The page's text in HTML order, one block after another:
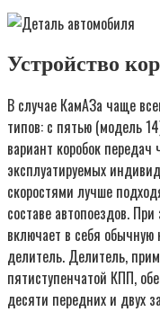
Устройство
В случае КамАЗа чаще
типов: с пятью (модель
вариант коробок
эксплуатируемых
скоростями лучше
составе автопоездов.
включает в себя обычную
делитель. Делитель,
пятиступенчатой КПП,
десяти передних и двух